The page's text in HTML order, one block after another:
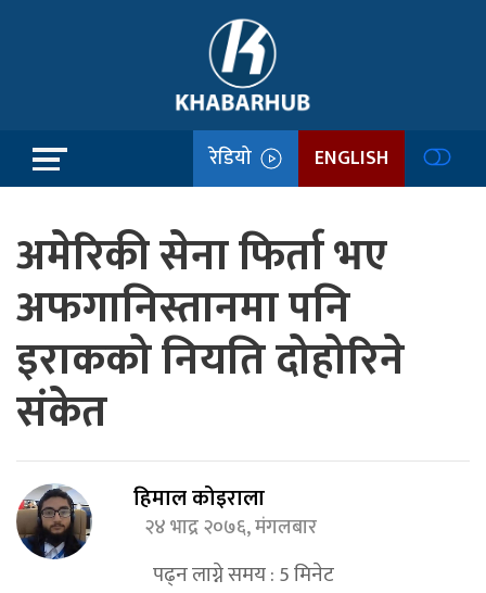
रेडियो ENGLISH
अमेरिकी सेना फिर्ता भए
अफगानिस्तानमा पनि
इराकको नियति दोहोरिने
संकेत
हिमाल कोइराला
२४ भाद्र २०७६, मंगलबार
पढ्न लाग्ने समय :5मिनेट